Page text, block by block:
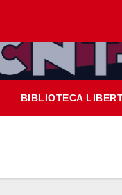
BIBLIOTECA